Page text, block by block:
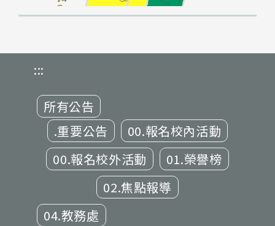
:::
所有公告
.重要公告
00.報名校內活動
00.報名校外活動
01.榮譽榜
02.焦點報導
04.教務處